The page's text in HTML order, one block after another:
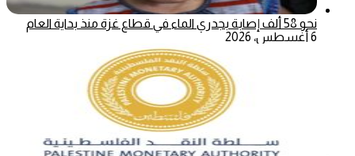
نحو 58 ألف إصابة بجدري الماء في قطاع غزة منذ بداية العام
6 أغسطس، 2026